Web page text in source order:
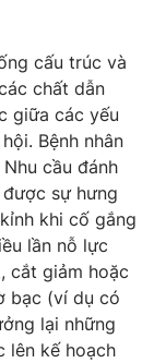
cấu trúc và
chất dẫn
giữa các yếu
Bệnh nhân
cầu đánh
sự hưng
khi cố gắng
lần nỗ lực
cắt giảm hoặc
bạc (ví dụ có
lại những
lên kế hoạch